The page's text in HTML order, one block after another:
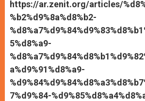
p e
r
k
https://ar.zenit.org/articles/
%b2%d9%8a%d8%b2-
5%d8%a9-
a%d9%91%d8%a9-
7%d9%84-